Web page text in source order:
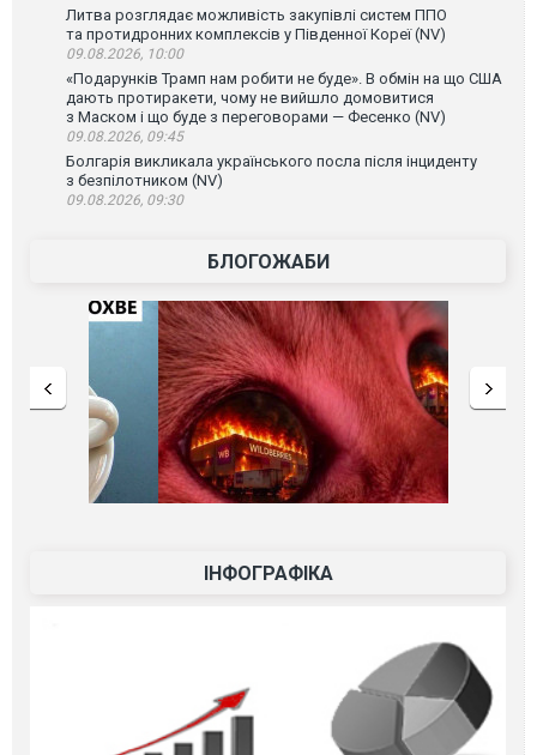
Литва розглядає можливість закупівлі систем ППО
та протидронних комплексів у Південної Кореї (NV)
09.08.2026, 10:00
«Подарунків Трамп нам робити не буде». В обмін на що США
дають протиракети, чому не вийшло домовитися
з Маском і що буде з переговорами — Фесенко (NV)
09.08.2026, 09:45
Болгарія викликала українського посла після інциденту
з безпілотником (NV)
09.08.2026, 09:30
БЛОГОЖАБИ
ІНФОГРАФІКА